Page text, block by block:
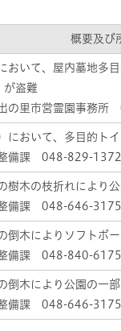
概要及び
おいて、屋内墓地多
が盗難
の里市営霊園事務所
において、多目的ト
備課 048-829-1372
樹木の枝折れにより
備課 048-646-3175
倒木によりソフトボ
備課 048-840-6175
倒木により公園の一
備課 048-646-3175